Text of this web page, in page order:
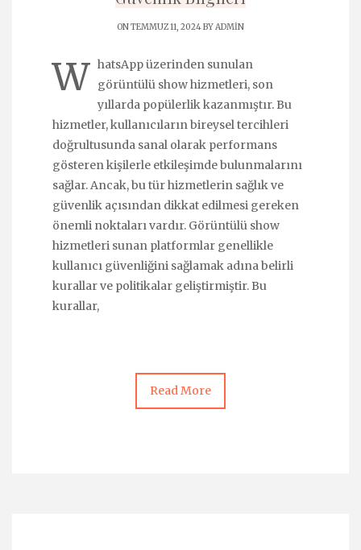
ON TEMMUZ 11, 2024 BYADMIN
W hatsApp üzerinden sunulan
görüntülü show hizmetleri, son
yıllarda popülerlik kazanmıştır. Bu
hizmetler, kullanıcıların bireysel tercihleri
doğrultusunda sanal olarak performans
gösteren kişilerle etkileşimde bulunmalarını
sağlar. Ancak, bu tür hizmetlerin sağlık ve
güvenlik açısından dikkat edilmesi gereken
önemli noktaları vardır. Görüntülü show
hizmetleri sunan platformlar genellikle
kullanıcı güvenliğini sağlamak adına belirli
kurallar ve politikalar geliştirmiştir. Bu
kurallar,
Read More